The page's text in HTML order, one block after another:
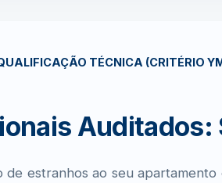
TÉCNICA (CRITÉRIO
Auditados:
de estranhos ao seu